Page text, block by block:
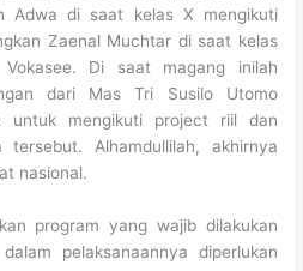
Adwa di saat kelas X mengikuti
Zaenal Muchtar di saat kelas
Di saat magang inilah
dari Mas Tri Susilo Utomo
untuk mengikuti project riil dan
Alhamdullilah, akhirnya
nasional.
program yang wajib dilakukan
pelaksanaannya diperlukan